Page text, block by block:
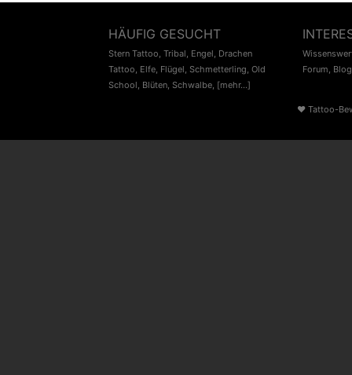
HÄUFIG GESUCHT
Stern Tattoo, Tribal, Engel, Drachen
Tattoo, Elfe, Flügel, Schmetterling, Old
School, Blüten, Schwalbe, [mehr...]
Forum, Blog
♥ Tattoo-